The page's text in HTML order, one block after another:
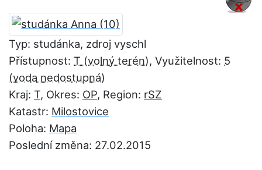
Typ: studánka, zdroj vyschl
Přístupnost: T , Využitelnost: 5
Kraj: T, Okres: OP, Region: rSZ
Katastr: Milostovice
Poloha: Mapa
Poslední změna: 27.02.2015